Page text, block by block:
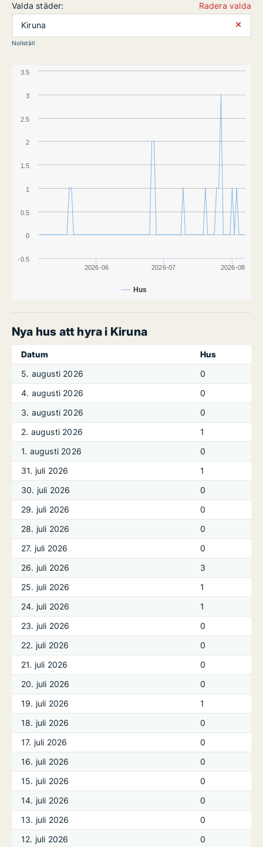
Valda städer:
Radera valda
Kiruna
⨯
Nollställ
Hus
2026-06 2026-07 2026-08
-0.5
0
0.5
1
1.5
2
2.5
3
3.5
Nya hus att hyra i Kiruna
Datum
Hus
5. augusti 2026
0
4. augusti 2026
0
3. augusti 2026
0
2. augusti 2026
1
1. augusti 2026
0
31. juli 2026
1
30. juli 2026
0
29. juli 2026
0
28. juli 2026
0
27. juli 2026
0
26. juli 2026
3
25. juli 2026
1
24. juli 2026
1
23. juli 2026
0
22. juli 2026
0
21. juli 2026
0
20. juli 2026
0
19. juli 2026
1
18. juli 2026
0
17. juli 2026
0
16. juli 2026
0
15. juli 2026
0
14. juli 2026
0
13. juli 2026
0
12. juli 2026
0